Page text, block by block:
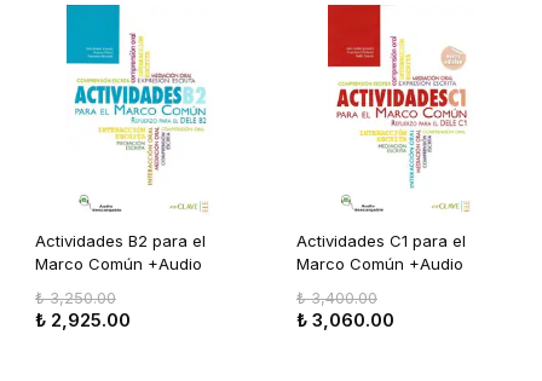
Actividades B2 para el
Marco Común +Audio
edición)
₺ 3,250.00
₺ 2,925.00
Actividades C1 para el
Marco Común +Audio
edición)
₺ 3,400.00
₺ 3,060.00